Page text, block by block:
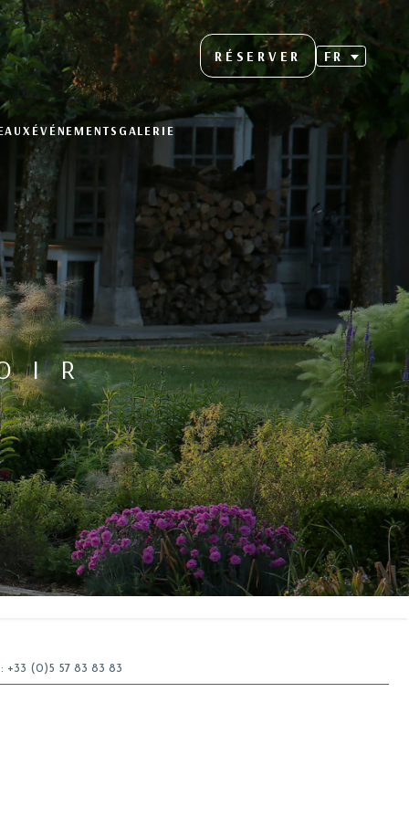
RÉSERVER FR
ÉVÉNEMENTS GALERIE
+33 (0)5 57 83 83 83